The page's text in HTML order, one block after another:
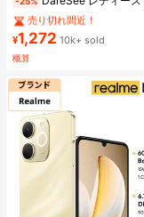
売り切れ間近！
(1000+)
#1 ベストセラー
売り切れ間近！
#1 ベストセラー
売り切れ間近！
#1 ベストセラー
(1000+)
¥1,272 10k+ sold
概算